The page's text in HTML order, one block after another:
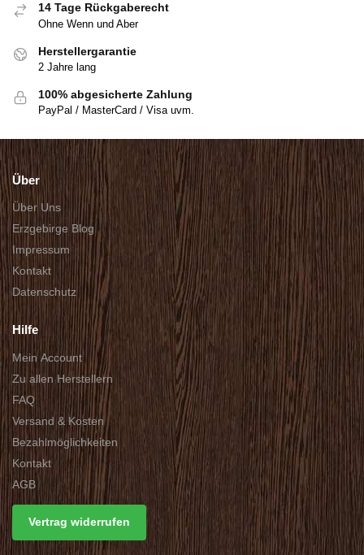
14 Tage Rückgaberecht
Ohne Wenn und Aber
Herstellergarantie
2 Jahre lang
100% abgesicherte Zahlung
PayPal / MasterCard / Visa uvm.
Über
Über Uns
Erzgebirge Blog
Impressum
Kontakt
Datenschutz
Hilfe
Mein Account
Zu allen Herstellern
FAQ
Versand & Kosten
Bezahlmöglichkeiten
Kontakt
AGB
Vertrag widerrufen